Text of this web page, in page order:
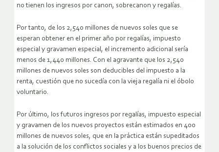
no tienen los ingresos por canon, sobrecanon y regalías.
Por tanto, de los 2,540 millones de nuevos soles que se
esperan obtener en el primer año por regalías, impuesto
especial y gravamen especial, el incremento adicional sería
menos de 1,440 millones. Con el agravante que los 2,540
millones de nuevos soles son deducibles del impuesto a la
renta, cuestión que no sucedía con la vieja regalía ni el óbolo
voluntario.
Por último, los futuros ingresos por regalías, impuesto especial
y gravamen de los nuevos proyectos están estimados en 400
millones de nuevos soles, que en la práctica están supeditados
a la solución de los conflictos sociales y a los buenos precios de